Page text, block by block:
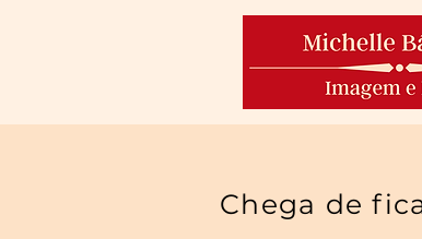
Chega de